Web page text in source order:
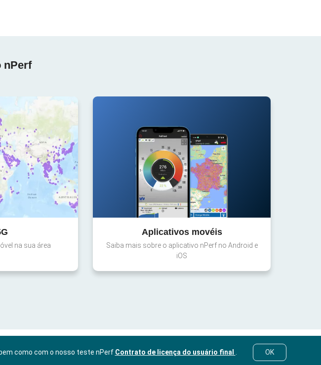
nPerf
na sua área
Aplicativos movéis
Saiba mais sobre o aplicativo nPerf no Android e
iOS
como com o nosso teste nPerf Contrato de licença do usuário final OK